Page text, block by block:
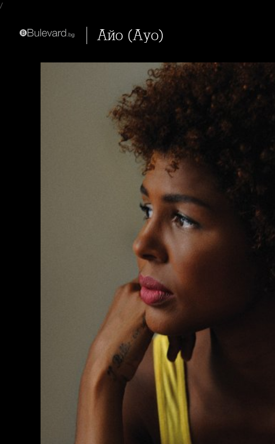
/
Айо (Ayo)